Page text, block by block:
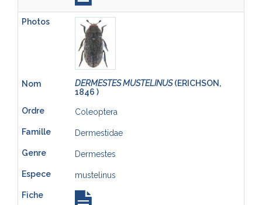
DERMESTES MUSTELINUS(ERICHSON,
1846 )
Coleoptera
Dermestidae
Dermestes
mustelinus